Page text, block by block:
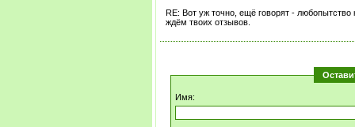
RE: Вот уж точно, ещё говорят -
ждём твоих отзывов.
Имя: